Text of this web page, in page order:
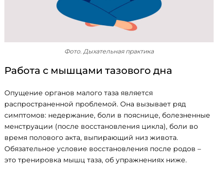
Фото. Дыхательная практика
Работа с мышцами тазового дна
Опущение органов малого таза является
распространенной проблемой. Она вызывает ряд
симптомов: недержание, боли в пояснице, болезненные
менструации (после восстановления цикла), боли во
время полового акта, выпирающий низ живота.
Обязательное условие восстановления после родов –
это тренировка мышц таза, об упражнениях ниже.